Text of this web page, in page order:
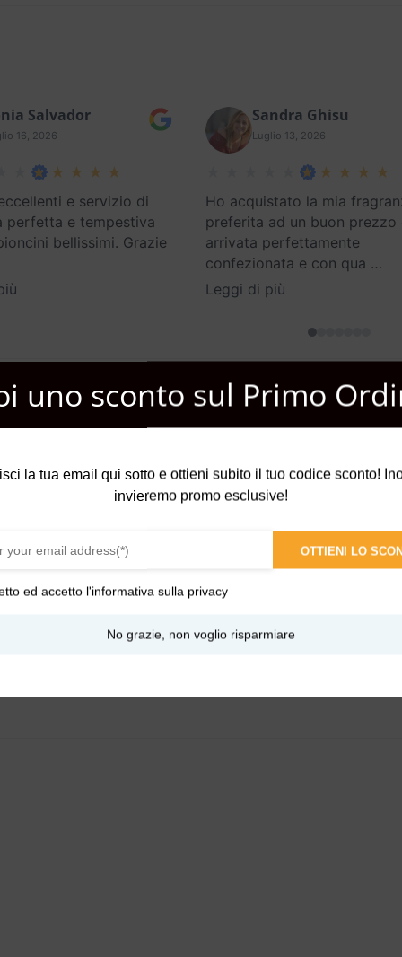
Salvador
16, 2026
e servizio di
perfetta e tempestiva
bellissimi. Grazie
Sandra Ghisu
Luglio 13, 2026
Ho acquistato la mia
preferita ad un buon prezzo
arrivata perfettamente
confezionata e con qua …
Leggi di più
su note di testa di incenso, note fresche, cannella,
aroma naturale ti ispira ogni volta che lo indossi per
Limone, Pompelmo, Prugna, Pesca, Ananas, Ribes
uno sconto sul Primo
la tua email qui sotto e ottieni subito il tuo codice sconto!
invieremo promo esclusive!
OTTIENI LO
ed accetto l'informativa sulla privacy
No grazie, non voglio risparmiare